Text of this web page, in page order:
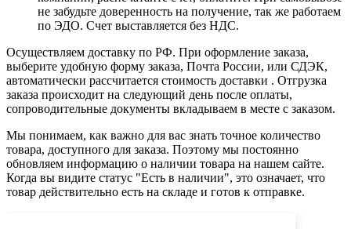
не забудьте доверенность на получение, так же работаем
по ЭДО. Счет выставляется без НДС.
Осуществляем доставку по РФ. При оформление заказа,
выберите удобную форму заказа, Почта России, или СДЭК,
автоматически рассчитается стоимость доставки . Отгрузка
заказа происходит на следующий день после оплаты,
сопроводительные документы вкладываем в месте с заказом.
Мы понимаем, как важно для вас знать точное количество
товара, доступного для заказа. Поэтому мы постоянно
обновляем информацию о наличии товара на нашем сайте.
Когда вы видите статус "Есть в наличии", это означает, что
товар действительно есть на складе и готов к отправке.